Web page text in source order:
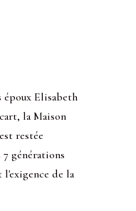
époux Elisabeth
la Maison
restée
générations
de la